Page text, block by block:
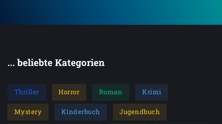
... beliebte Kategorien
Thriller Horror Roman Krimi
Mystery Kinderbuch Jugendbuch